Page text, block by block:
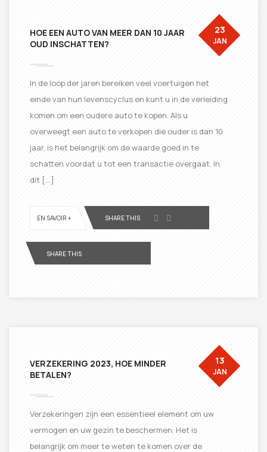
HOE EEN AUTO VAN MEER DAN 10 JAAR
OUD INSCHATTEN?
23
JAN
In de loop der jaren bereiken veel voertuigen het
einde van hun levenscyclus en kunt u in de verleiding
komen om een ​​oudere auto te kopen. Als u
overweegt een auto te verkopen die ouder is dan 10
jaar, is het belangrijk om de waarde goed in te
schatten voordat u tot een transactie overgaat. In
dit […]
EN SAVOIR + SHARE THIS
SHARE THIS
VERZEKERING 2023, HOE MINDER
BETALEN?
13
JAN
Verzekeringen zijn een essentieel element om uw
vermogen en uw gezin te beschermen. Het is
belangrijk om meer te weten te komen over de